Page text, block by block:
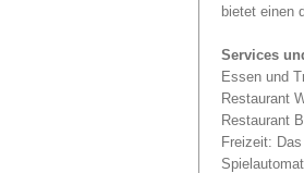
bietet einen
Services
Essen und
Restaurant
Restaurant
Freizeit: